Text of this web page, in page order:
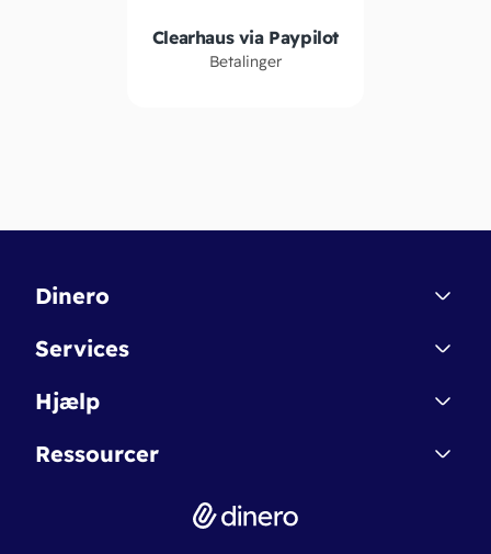
Clearhaus via Paypilot
Betalinger
Dinero
Kontakt
Betingelser & Sikkerhed
Nye funktioner
Services
Dinero Starter
Dinero Pro
Hjælp
Regnskabsordbogen
Ressourcer